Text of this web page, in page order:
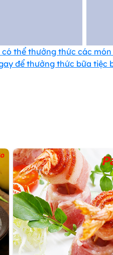
thể thưởng thức các
để thưởng thức bữa tiệc